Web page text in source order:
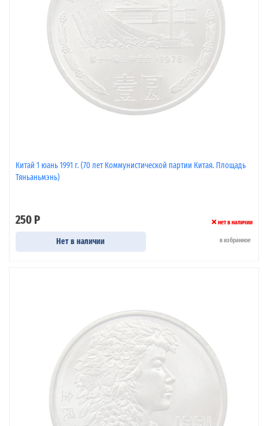
Китай 1 юань 1991 г. (70 лет Коммунистической партии Китая. Площадь
Тяньаньмэнь)
250 Р нет в наличии
Нет в наличии в избранное